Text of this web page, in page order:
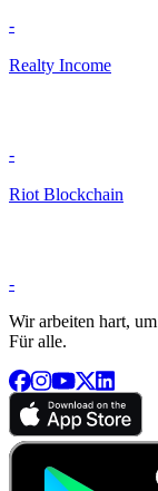
-
Realty Income
-
Riot Blockchain
-
Wir arbeiten hart,
Für alle.